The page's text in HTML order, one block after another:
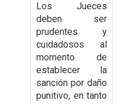
Los Jueces
deben ser
prudentes y
cuidadosos al
momento de
establecer la
sanción por daño
punitivo, en tanto